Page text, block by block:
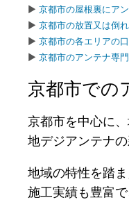
▶ 京都市の屋根裏にア
▶ 京都市の放置又は倒
▶ 京都市の各エリアの
▶ 京都市のアンテナ専
京都市での
京都市を中心に
地デジアンテナ
地域の特性を踏
施工実績も豊富